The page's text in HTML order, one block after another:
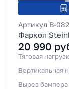
Артикул B-082
Фаркоп
20 990
Тяговая
Вертикальная
Вырез бампера